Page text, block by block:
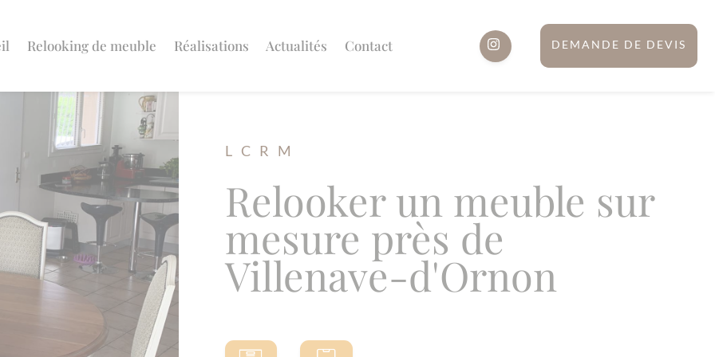
Relooking de meuble Réalisations Actualités Contact DEMANDE DE DEVIS
L C R M
Relooker un meuble sur
mesure près de
Villenave-d'Ornon